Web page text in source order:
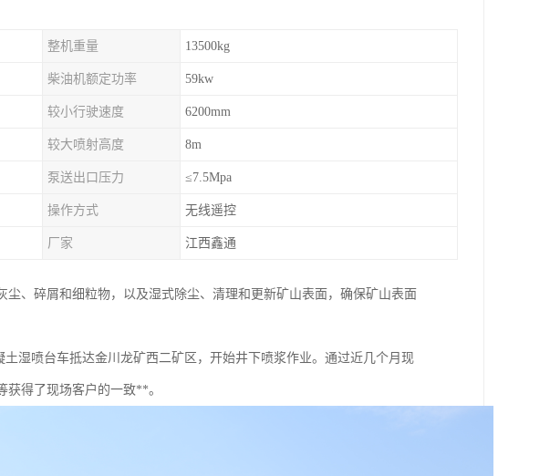
整机重量 13500kg
柴油机额定功率 59kw
较小行驶速度 6200mm
较大喷射高度 8m
泵送出口压力 ≤7.5Mpa
操作方式 无线遥控
厂家 江西鑫通
、碎屑和细粒物，以及湿式除尘、清理和更新矿山表面，确保矿山表面
湿喷台车抵达金川龙矿西二矿区，开始井下喷浆作业。通过近几个月现
得了现场客户的一致**。